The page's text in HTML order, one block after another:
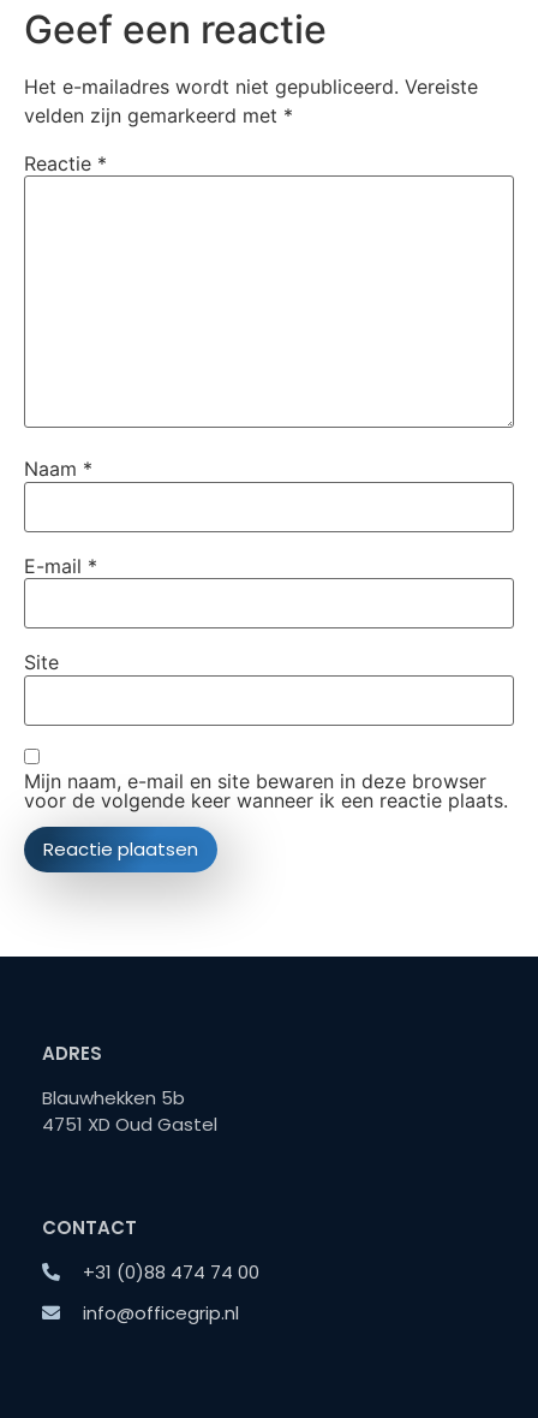
Geef een reactie
Het e-mailadres wordt niet gepubliceerd. Vereiste
velden zijn gemarkeerd met *
Reactie *
Naam *
E-mail *
Site
Mijn naam, e-mail en site bewaren in deze browser
voor de volgende keer wanneer ik een reactie plaats.
ADRES
Blauwhekken 5b
4751 XD Oud Gastel
CONTACT
+31 (0)88 474 74 00
info@officegrip.nl